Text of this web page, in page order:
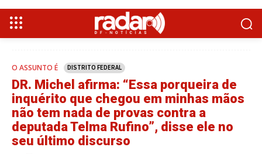
O ASSUNTO É DISTRITO FEDERAL
DR. Michel afirma: “Essa porqueira de
inquérito que chegou em minhas mãos
não tem nada de provas contra a
deputada Telma Rufino”, disse ele no
seu último discurso